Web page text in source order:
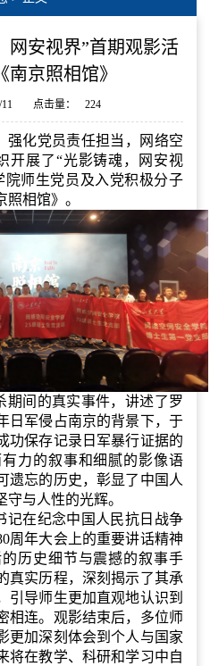
网安视界”首期观影活
南京照相馆》
点击量： 224
强化党员责任担当，网络空
开展了“光影铸魂，网安视
院师生党员及入党积极分子
相馆》。
期间的真实事件，讲述了罗
日军侵占南京的背景下，于
功保存记录日军暴行证据的
力的叙事和细腻的影像语
遗忘的历史，彰显了 中国人
与人性的光辉。
记在纪念中国人民抗日战争
周年大会上的重要讲话精神
历史细节与震撼的叙事手
真实历程，深刻揭示了其承
引导师生更加直观地认识到
相连。观影结束后，多位师
更加深刻体会到个人与国家
将在教学、科研和学习中自